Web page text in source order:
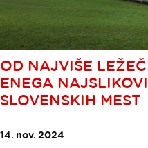
OD NAJVIŠE
ENEGA
SLOVENSKIH MEST
14. nov. 2024